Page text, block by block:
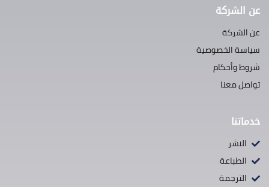
عن الشركة
عن الشركة
سياسة الخصوصية
شروط وأحكام
تواصل معنا
خدماتنا
النشر
الطباعة
الترجمة